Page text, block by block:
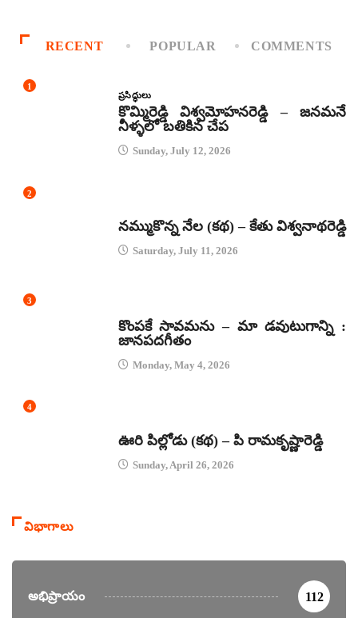
RECENT POPULAR COMMENTS
1
ప్రసిద్ధులు
కొమ్మిరెడ్డి విశ్వమోహనరెడ్డి – జనమనే
నీళ్ళలో బతికిన చేప
Sunday, July 12, 2026
2
నమ్ముకొన్న నేల (కథ) – కేతు విశ్వనాథరెడ్డి
Saturday, July 11, 2026
3
కొంపకే సావమను – మా డవుటుగాన్ని :
జానపదగీతం
Monday, May 4, 2026
4
ఊరి పిల్లోడు (కథ) – పి రామకృష్ణారెడ్డి
Sunday, April 26, 2026
విభాగాలు
అభిప్రాయం 112